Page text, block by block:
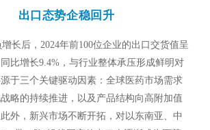
出口态势企稳回升
长后，2024年前100位企业的出口交货值呈
比增长9.4%，与行业整体承压形成鲜明对
于三个关键驱动因素：全球医药市场需求
略的持续推进，以及产品结构向高附加值
外，新兴市场不断开拓，对以东南亚、中